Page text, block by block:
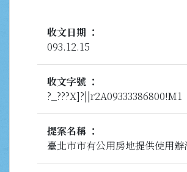
收文日期
093.12.15
收文字號
?_???X]?||r2A09333386800!M1
提案名稱
臺北市市有公用房地提供使用辦